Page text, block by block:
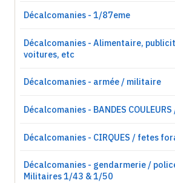
Décalcomanies - 1/87eme
Décalcomanies - Alimentaire,
voitures, etc
Décalcomanies - armée / militaire
Décalcomanies - BANDES COULEURS
Décalcomanies - CIRQUES / fetes
Décalcomanies - gendarmerie /
Militaires 1/43 & 1/50